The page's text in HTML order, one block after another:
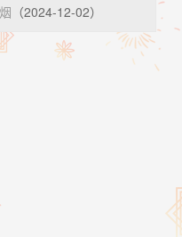
（2024-12-02）